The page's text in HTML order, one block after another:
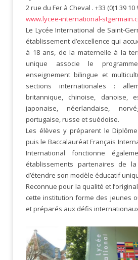
2 rue du Fer à Cheval . +33 (0)1 39 10
www.lycee-international-
Le Lycée International de Saint-
établissement d’excellence qui
à 18 ans, de la maternelle à la
unique associe le
enseignement bilingue et
sections internationales :
britannique, chinoise, danoise,
japonaise, néerlandaise,
portugaise, russe et suédoise.
Les élèves y préparent le
puis le Baccalauréat Français
International fonctionne
établissements partenaires de
d’étendre son modèle éducatif
Reconnue pour la qualité et
cette institution forme des jeunes
et préparés aux défis